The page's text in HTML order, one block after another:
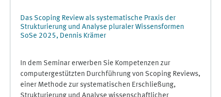
Das Scoping Review als systematische Praxis der
Strukturierung und Analyse pluraler Wissensformen
SoSe 2025, Dennis Krämer
In dem Seminar erwerben Sie Kompetenzen zur
computergestützten Durchführung von Scoping Reviews,
einer Methode zur systematischen Erschließung,